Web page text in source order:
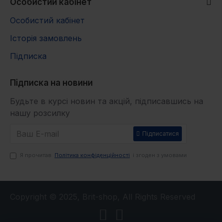
Особистий кабінет
Особистий кабінет
Історія замовлень
Підписка
Підписка на новини
Будьте в курсі новин та акцій, підписавшись на
нашу розсилку
Підписатися
Я прочитав Політика конфіденційності і згоден з умовами